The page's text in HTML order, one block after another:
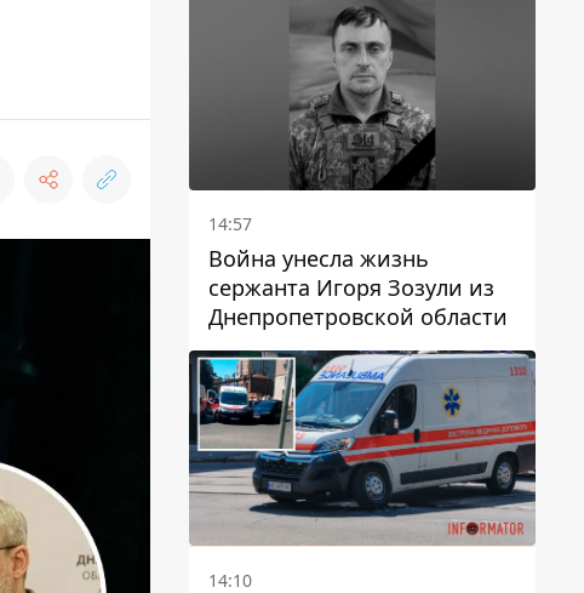
14:57
Война унесла жизнь
сержанта Игоря Зозули из
Днепропетровской области
14:10